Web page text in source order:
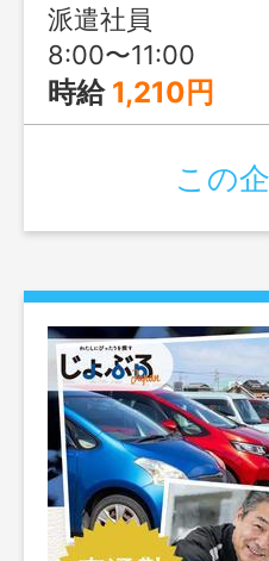
派遣社員
8:00〜11:00
時給 1,210円
この